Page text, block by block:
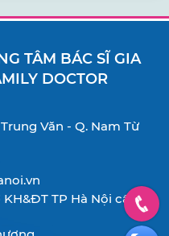
TÂM BÁC SĨ GIA
DOCTOR
Văn - Q. Nam Từ
KH&ĐT TP Hà Nội cấp